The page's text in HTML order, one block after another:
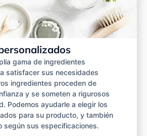
gama de ingredientes
satisfacer sus necesidades
ingredientes proceden de
y se someten a rigurosos
Podemos ayudarle a elegir los
para su producto, y también
según sus especificaciones.